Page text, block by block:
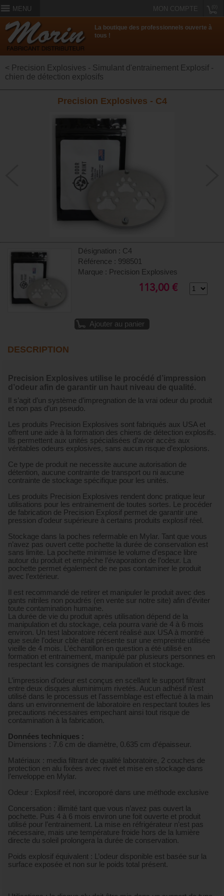
MENU MON COMPTE
La boutique des professionnels ouverte à
tous !
< Precision Explosives - Simulant d'entrainement Explosif -
chien de détection explosifs
Precision Explosives - C4
Désignation : C4
Référence : 998501
Marque : Precision Explosives
113,00 €
Ajouter au panier
DESCRIPTION
Precision Explosives utilise le procédé d’impression
d’odeur afin de garantir un haut niveau de qualité.
Il s’agit d’un système d’impregnation de la vrai odeur du produit
et non pas d’un pseudo.
Les produits Precision Explosives sont fabriqués aux USA et
offrent une aide à la formation des chiens de détection explosifs.
Ils permettent aux unités spécialisées d’avoir accès aux
véritables odeurs explosives, sans aucun risque d’explosions.
Ce type de produit ne necessite aucune autorisation de
détention, aucune contrainte de transport ou ni aucune
contrainte de stockage spécifique pour les unités.
Les produits Precision Explosives rendent donc pratique leur
utilisations pour les entrainement de toutes sortes. Le procéder
de fabrication de Precision Explosif permet de garantir une
pression d’odeur supérieure à certains produits explosif réel.
Stockage dans la poches refermable en Mylar. Tant que vous
n’avez pas ouvert cette pochette la durée de conservation est
sans limite. La pochette minimise le volume d’espace libre
autour du produit et empêche l’évaporation de l’odeur. La
pochette permet également de ne pas contaminer le produit
avec l’extérieur.
Il est recommandé de retirer et manipuler le produit avec des
gants nitriles non poudrés (en vente sur notre site) afin d’éviter
toute contamination humaine.
La durée de vie du produit après utilisation dépend de la
manipulation et du stockage, cela pourra varié de 4 à 6 mois
environ. Un test laboratoire récent réalisé aux USA à montré
que seule l’odeur cble était présente sur une empreinte utilisée
vieille de 4 mois. L’échantillon en question a été utilisé en
formation et entrainement, manipulé par plusieurs personnes en
respectant les consignes de manipulation et stockage.
L’impression d’odeur est conçus en scellant le support filtrant
entre deux disques aluminimum rivetés. Aucun adhésif n’est
utilisé dans le processus et l’assemblage est effectué à la main
dans un environnement de laboratoire en respectant toutes les
precautions nécessaires empechant ainsi tout risque de
contamination à la fabrication.
Données techniques :
Dimensions : 7.6 cm de diamètre, 0.635 cm d’épaisseur.
Matériaux : media filtrant de qualité laboratoire, 2 couches de
protection en alu fixées avec rivet et mise en stockage dans
l’enveloppe en Mylar.
Odeur : Explosif réel, incoroporé dans une méthode exclusive
Concersation : illimité tant que vous n’avez pas ouvert la
pochette. Puis 4 à 6 mois environ une foit ouverte et produit
utilisé pour l’entrainement. La mise en réfrigérateur n’est pas
nécessaire, mais une température froide hors de la lumière
directe du soleil prolongera la durée de conservation.
Poids explosif équivalent : L’odeur disponible est basée sur la
surface exposée et non sur le poids total présent.